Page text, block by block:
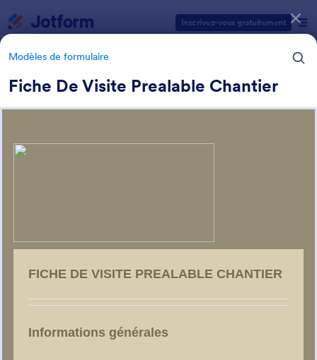
Inscrivez-vous gratuitement
Modèles de formulaire
Fiche De Visite Prealable Chantier
Modèles de formulaire
Catégories des modèles de formulaires